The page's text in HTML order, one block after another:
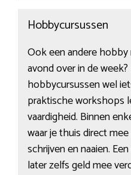
Hobbycursussen
Ook een andere hobby
avond over in de
hobbycursussen wel
praktische workshops
vaardigheid. Binnen
waar je thuis direct
schrijven en naaien.
later zelfs geld mee